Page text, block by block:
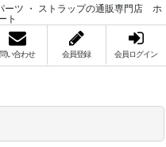
ーツ ・ ストラップの通販専門店 ホ
ト
問い合わせ 会員登録 会員ログイン